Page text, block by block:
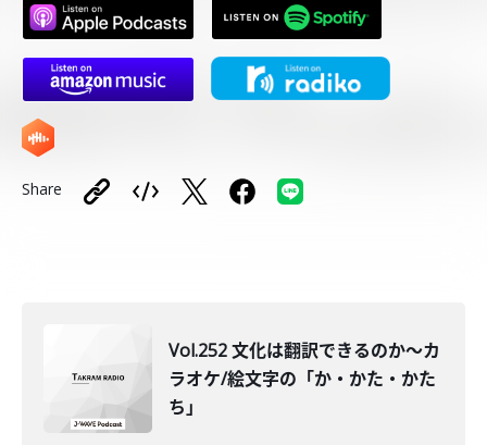
Share
Vol.252 文化は翻訳できるのか〜カ
ラオケ/絵文字の「か・かた・かた
ち」